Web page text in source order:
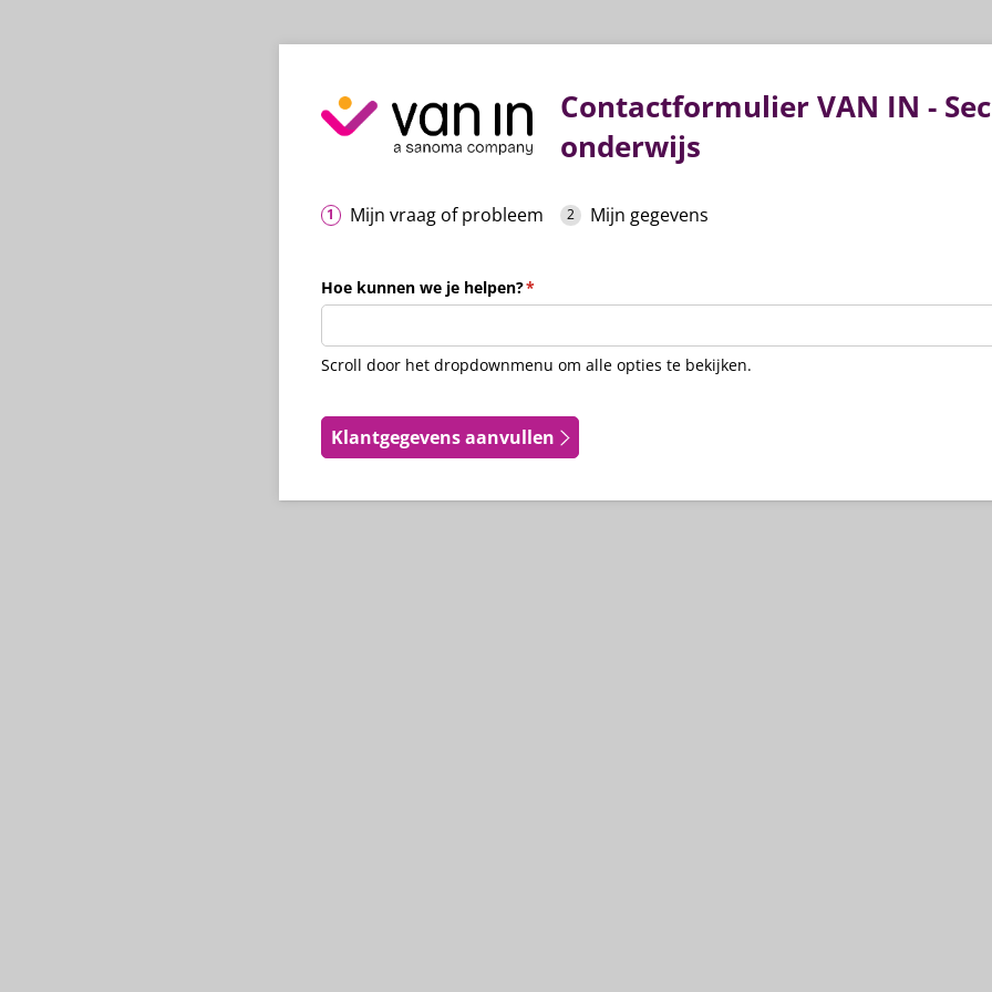
Contactformulier VAN IN -
onderwijs
Mijn vraag of probleem Mijn gegevens
Hoe kunnen we je helpen?*
(is vereist)
Scroll door het dropdownmenu om alle opties te bekijken.
Klantgegevens aanvullen